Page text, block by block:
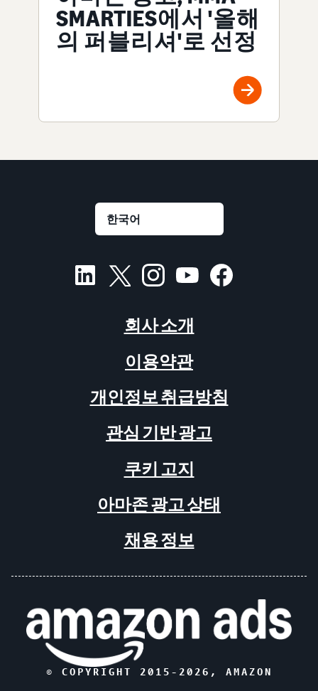
SMARTIES에서 '올해
의 퍼블리셔'로 선정
회사 소개
이용약관
개인정보 취급방침
관심 기반 광고
쿠키 고지
아마존 광고 상태
채용 정보
© COPYRIGHT 2015- 2026 , AMAZON